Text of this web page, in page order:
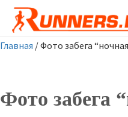
Главная / Фото забега
Фото забега